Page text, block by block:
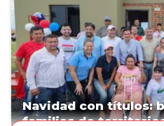
Navidad con títulos:
familias de